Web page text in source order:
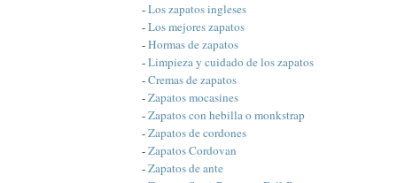
-Los zapatos ingleses
-Los mejores zapatos
-Hormas de zapatos
-Limpieza y cuidado de los zapatos
-Cremas de zapatos
-Zapatos mocasines
-Zapatos con hebilla o monkstrap
-Zapatos de cordones
-Zapatos Cordovan
-Zapatos de ante